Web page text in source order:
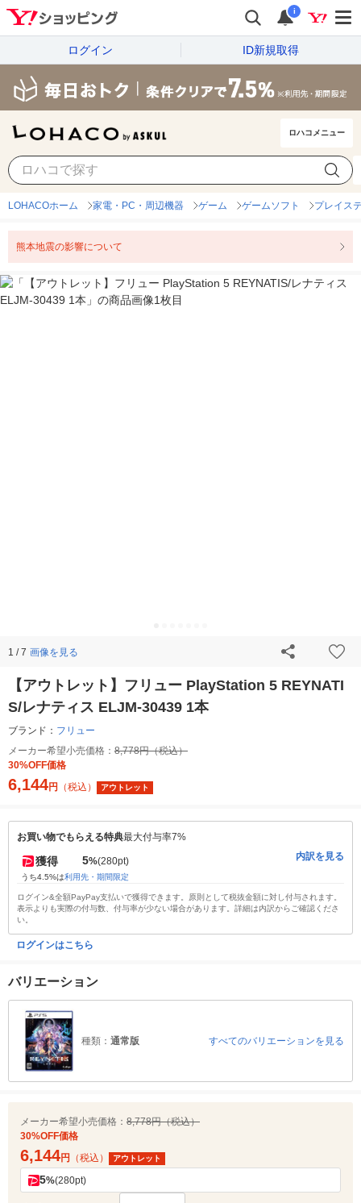
i
ログイン ID新規取得
ロハコメニュー
LOHACOホーム 家電・PC・周辺機器 ゲーム ゲームソフト プレイス
熊本地震の影響について
1 / 7 画像を見る
【アウトレット】フリュー PlayStation 5 REYNATI
S/レナティス ELJM-30439 1本
ブランド： フリュー
メーカー希望小売価格： 8,778円（税込）
30%OFF価格
6,144円 （税込） アウトレット
お買い物でもらえる特典最大付与率7%
獲得 5%(280pt)
うち4.5%は利用先・期間限定
内訳を見る
ログイン&全額PayPay支払いで獲得できます。原則として税抜金額に対し付与されます。
表示よりも実際の付与数、付与率が少ない場合があります。詳細は内訳からご確認くださ
い。
ログインはこちら
バリエーション
種類： 通常版 すべてのバリエーションを見る
メーカー希望小売価格： 8,778円（税込）
30%OFF価格
6,144円 （税込） アウトレット
5%(280pt)